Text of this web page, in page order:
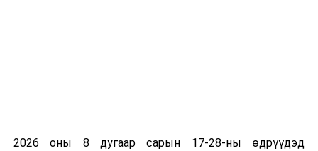
хаах
2026 оны 8 дугаар сарын 17-28-ны өдрүүдэд